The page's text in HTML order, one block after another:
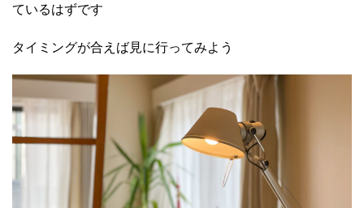
ているはずです
タイミングが合えば見に行ってみよう